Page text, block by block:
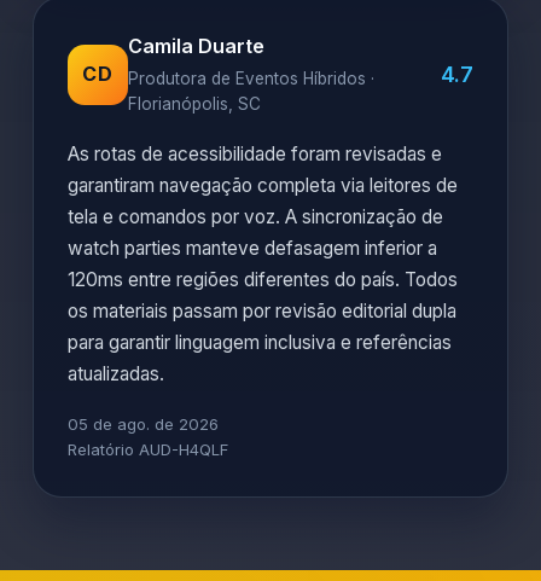
CD
Camila Duarte
Produtora de Eventos Híbridos ·
Florianópolis, SC
4.7
As rotas de acessibilidade foram revisadas e
garantiram navegação completa via leitores de
tela e comandos por voz. A sincronização de
watch parties manteve defasagem inferior a
120ms entre regiões diferentes do país. Todos
os materiais passam por revisão editorial dupla
para garantir linguagem inclusiva e referências
atualizadas.
05 de ago. de 2026
Relatório AUD-H4QLF